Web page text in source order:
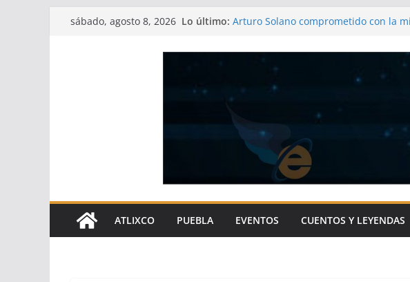
Saltarsábado, agosto 8, 2026 Lo último: Arturo Solano comprometido con la
Pavel Gaspar refrenda su
pueblos indígenas
Centro Vacacional de Metepec-
gastronómica del chile en nogada
Gobierno de Atlixco impulsa el
gracias a las obras con sentido social
ATLIXCO PUEBLA EVENTOS CUENTOS Y LEYENDAS